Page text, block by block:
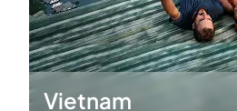
Vietnam